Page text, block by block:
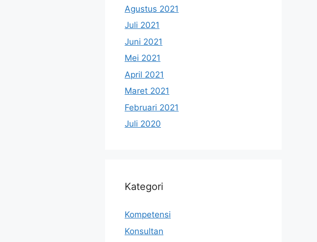
Agustus 2021
Juli 2021
Juni 2021
Mei 2021
April 2021
Maret 2021
Februari 2021
Juli 2020
Kategori
Kompetensi
Konsultan